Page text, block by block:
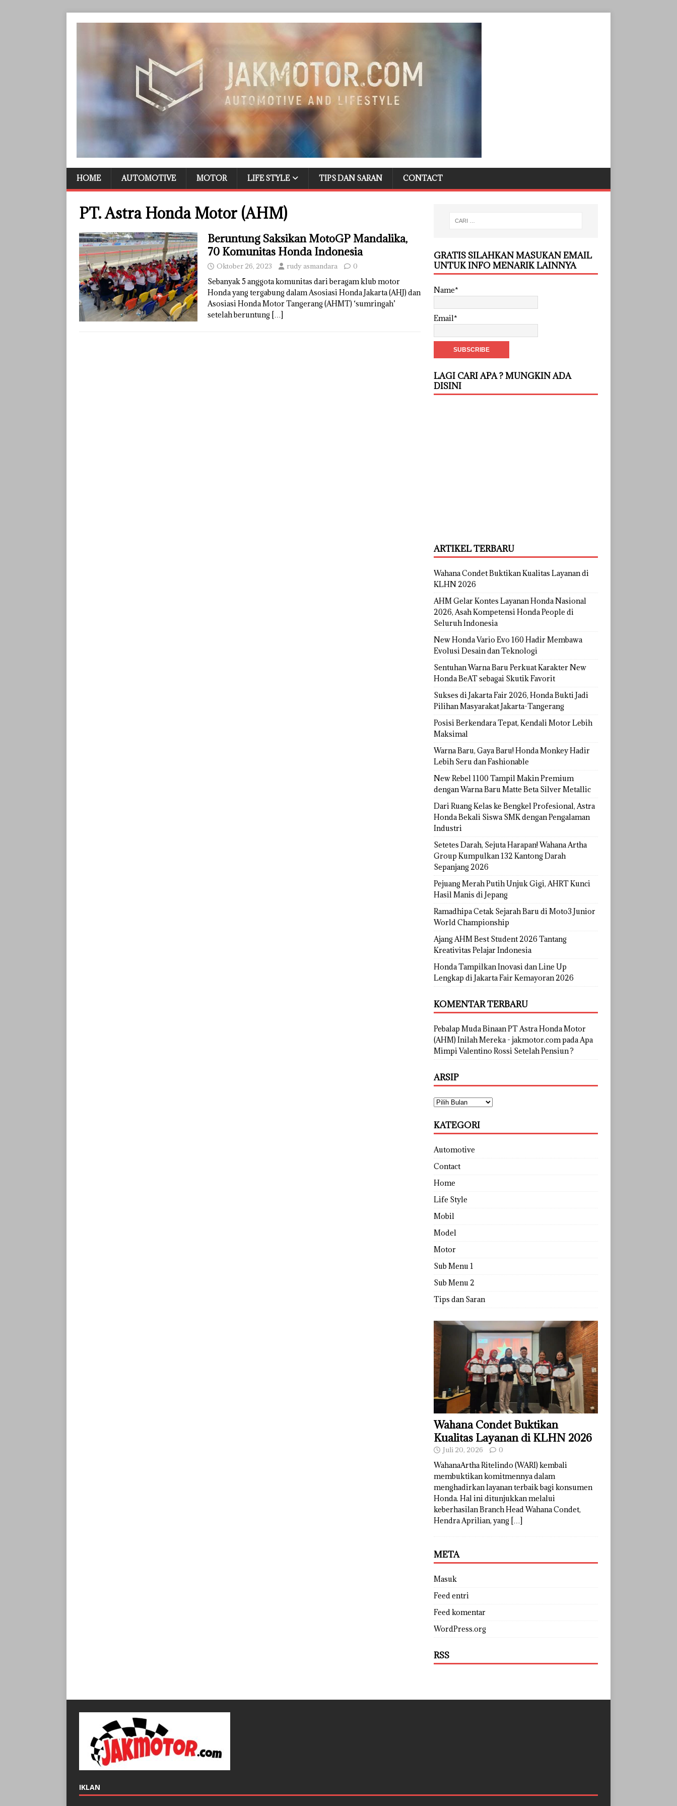
HOME AUTOMOTIVE MOTOR LIFE STYLE TIPS DAN SARAN CONTACT
PT. Astra Honda Motor (AHM)
Beruntung Saksikan MotoGP Mandalika,
70 Komunitas Honda Indonesia
Oktober 26, 2023 rudy asmandara 0
Sebanyak 5 anggota komunitas dari beragam klub motor
Honda yang tergabung dalam Asosiasi Honda Jakarta (AHJ) dan
Asosiasi Honda Motor Tangerang (AHMT) ‘sumringah’
setelah beruntung […]
GRATIS SILAHKAN MASUKAN EMAIL
UNTUK INFO MENARIK LAINNYA
Name*
Email*
LAGI CARI APA ? MUNGKIN ADA
DISINI
ARTIKEL TERBARU
Wahana Condet Buktikan Kualitas Layanan di
KLHN 2026
AHM Gelar Kontes Layanan Honda Nasional
2026, Asah Kompetensi Honda People di
Seluruh Indonesia
New Honda Vario Evo 160 Hadir Membawa
Evolusi Desain dan Teknologi
Sentuhan Warna Baru Perkuat Karakter New
Honda BeAT sebagai Skutik Favorit
Sukses di Jakarta Fair 2026, Honda Bukti Jadi
Pilihan Masyarakat Jakarta-Tangerang
Posisi Berkendara Tepat, Kendali Motor Lebih
Maksimal
Warna Baru, Gaya Baru! Honda Monkey Hadir
Lebih Seru dan Fashionable
New Rebel 1100 Tampil Makin Premium
dengan Warna Baru Matte Beta Silver Metallic
Dari Ruang Kelas ke Bengkel Profesional, Astra
Honda Bekali Siswa SMK dengan Pengalaman
Industri
Setetes Darah, Sejuta Harapan! Wahana Artha
Group Kumpulkan 132 Kantong Darah
Sepanjang 2026
Pejuang Merah Putih Unjuk Gigi, AHRT Kunci
Hasil Manis di Jepang
Ramadhipa Cetak Sejarah Baru di Moto3 Junior
World Championship
Ajang AHM Best Student 2026 Tantang
Kreativitas Pelajar Indonesia
Honda Tampilkan Inovasi dan Line Up
Lengkap di Jakarta Fair Kemayoran 2026
KOMENTAR TERBARU
Pebalap Muda Binaan PT Astra Honda Motor
(AHM) Inilah Mereka - jakmotor.compadaApa
Mimpi Valentino Rossi Setelah Pensiun ?
ARSIP
KATEGORI
Automotive
Contact
Home
Life Style
Mobil
Model
Motor
Sub Menu 1
Sub Menu 2
Tips dan Saran
Wahana Condet Buktikan
Kualitas Layanan di KLHN 2026
Juli 20, 2026 0
WahanaArtha Ritelindo (WARI) kembali
membuktikan komitmennya dalam
menghadirkan layanan terbaik bagi konsumen
Honda. Hal ini ditunjukkan melalui
keberhasilan Branch Head Wahana Condet,
Hendra Aprilian, yang […]
META
Masuk
Feed entri
Feed komentar
WordPress.org
RSS
IKLAN